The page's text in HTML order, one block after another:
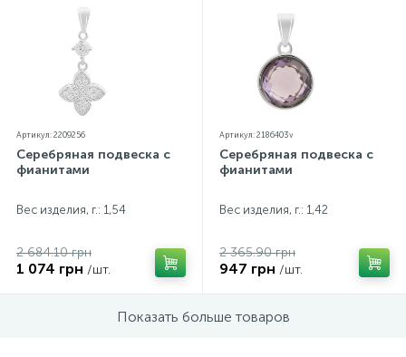
Артикул: 2209256
Серебряная подвеска с
фианитами
Вес изделия, г.: 1,54
2 684.10 грн
1 074 грн /шт.
Артикул: 2186403v
Серебряная подвеска с
фианитами
Вес изделия, г.: 1,42
2 365.90 грн
947 грн /шт.
Показать больше товаров